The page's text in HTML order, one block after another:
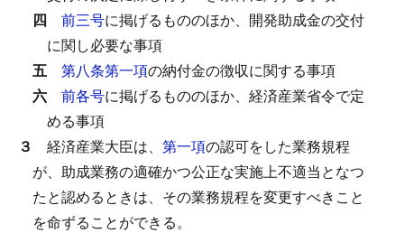
四 前三号に掲げるもののほか、開発助成金の交付
に関し必要な事項
五 第八条第一項の納付金の徴収に関する事項
六 前各号に掲げるもののほか、経済産業省令で定
める事項
３ 経済産業大臣は、 第一項の認可をした業務規程
が、助成業務の適確かつ公正な実施上不適当となつ
たと認めるときは、その業務規程を変更すべきこと
を命ずることができる。